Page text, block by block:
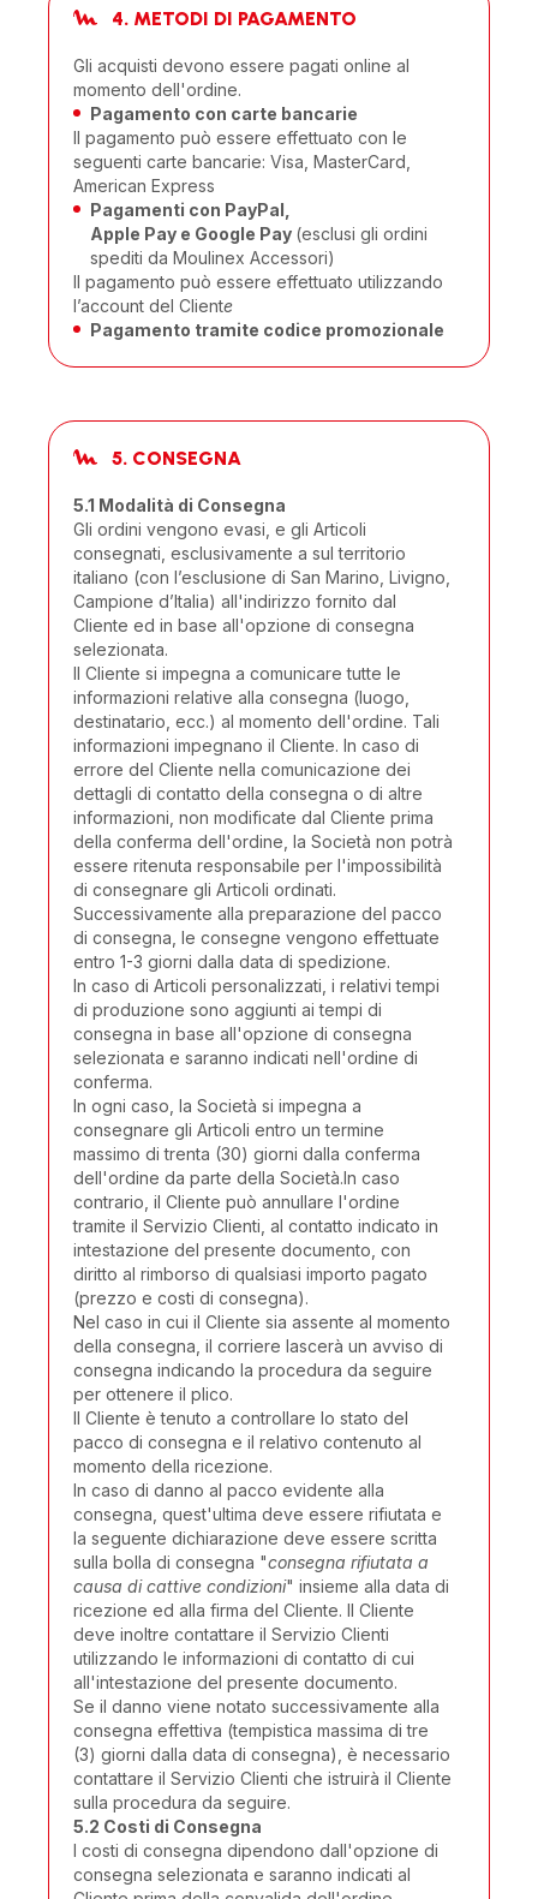
4. METODI DI PAGAMENTO
Gli acquisti devono essere pagati online al
momento dell'ordine.
Pagamento con carte bancarie
Il pagamento può essere effettuato con le
seguenti carte bancarie: Visa, MasterCard,
American Express
Pagamenti con PayPal,
Apple Pay e Google Pay (esclusi gli ordini
spediti da Moulinex Accessori)
Il pagamento può essere effettuato utilizzando
l’account del Cliente
Pagamento tramite codice promozionale
5. CONSEGNA
5.1 Modalità di Consegna
Gli ordini vengono evasi, e gli Articoli
consegnati, esclusivamente a sul territorio
italiano (con l’esclusione di San Marino, Livigno,
Campione d’Italia) all'indirizzo fornito dal
Cliente ed in base all'opzione di consegna
selezionata.
Il Cliente si impegna a comunicare tutte le
informazioni relative alla consegna (luogo,
destinatario, ecc.) al momento dell'ordine. Tali
informazioni impegnano il Cliente. In caso di
errore del Cliente nella comunicazione dei
dettagli di contatto della consegna o di altre
informazioni, non modificate dal Cliente prima
della conferma dell'ordine, la Società non potrà
essere ritenuta responsabile per l'impossibilità
di consegnare gli Articoli ordinati.
Successivamente alla preparazione del pacco
di consegna, le consegne vengono effettuate
entro 1-3 giorni dalla data di spedizione.
In caso di Articoli personalizzati, i relativi tempi
di produzione sono aggiunti ai tempi di
consegna in base all'opzione di consegna
selezionata e saranno indicati nell'ordine di
conferma.
In ogni caso, la Società si impegna a
consegnare gli Articoli entro un termine
massimo di trenta (30) giorni dalla conferma
dell'ordine da parte della Società.In caso
contrario, il Cliente può annullare l'ordine
tramite il Servizio Clienti, al contatto indicato in
intestazione del presente documento, con
diritto al rimborso di qualsiasi importo pagato
(prezzo e costi di consegna).
Nel caso in cui il Cliente sia assente al momento
della consegna, il corriere lascerà un avviso di
consegna indicando la procedura da seguire
per ottenere il plico.
Il Cliente è tenuto a controllare lo stato del
pacco di consegna e il relativo contenuto al
momento della ricezione.
In caso di danno al pacco evidente alla
consegna, quest'ultima deve essere rifiutata e
la seguente dichiarazione deve essere scritta
sulla bolla di consegna "consegna rifiutata a
causa di cattive condizioni" insieme alla data di
ricezione ed alla firma del Cliente. Il Cliente
deve inoltre contattare il Servizio Clienti
utilizzando le informazioni di contatto di cui
all'intestazione del presente documento.
Se il danno viene notato successivamente alla
consegna effettiva (tempistica massima di tre
(3) giorni dalla data di consegna), è necessario
contattare il Servizio Clienti che istruirà il Cliente
sulla procedura da seguire.
5.2 Costi di Consegna
I costi di consegna dipendono dall'opzione di
consegna selezionata e saranno indicati al